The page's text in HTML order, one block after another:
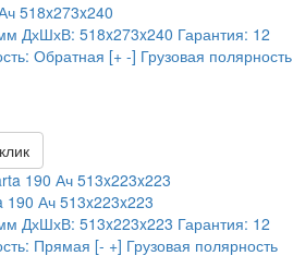
518x273x240
ДхШхВ: 518x273x240 Гарантия: 12
Обратная [+ -] Грузовая полярность
190 Ач 513x223x223
ДхШхВ: 513x223x223 Гарантия: 12
Прямая [- +] Грузовая полярность